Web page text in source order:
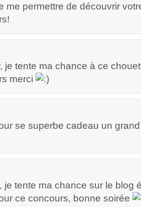
me permettre de découvrir
je tente ma chance à ce
merci
se superbe cadeau un
je tente ma chance sur le blog
ce concours, bonne soirée